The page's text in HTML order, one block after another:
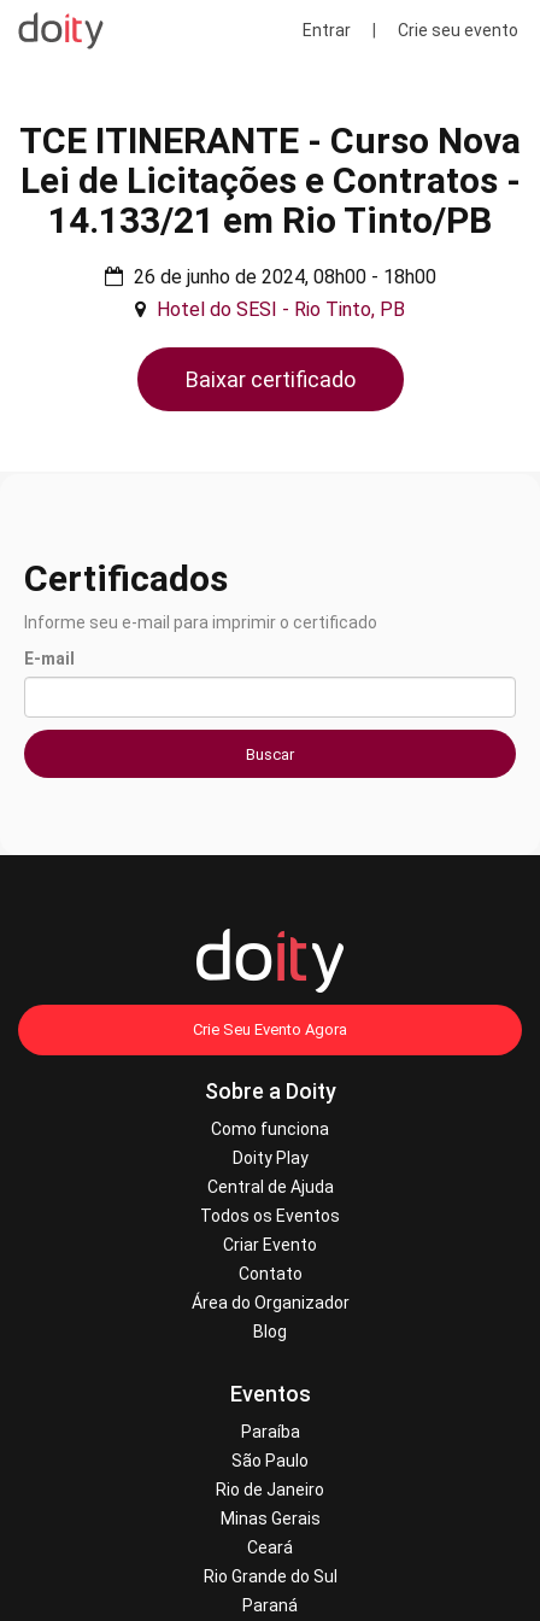
Entrar Crie seu evento
TCE ITINERANTE - Curso Nova
Lei de Licitações e Contratos -
14.133/21 em Rio Tinto/PB
26 de junho de 2024, 08h00 - 18h00
Hotel do SESI - Rio Tinto, PB
Baixar certificado
Certificados
Informe seu e-mail para imprimir o certificado
E-mail
Buscar
Crie Seu Evento Agora
Sobre a Doity
Como funciona
Doity Play
Central de Ajuda
Todos os Eventos
Criar Evento
Contato
Área do Organizador
Blog
Eventos
Paraíba
São Paulo
Rio de Janeiro
Minas Gerais
Ceará
Rio Grande do Sul
Paraná